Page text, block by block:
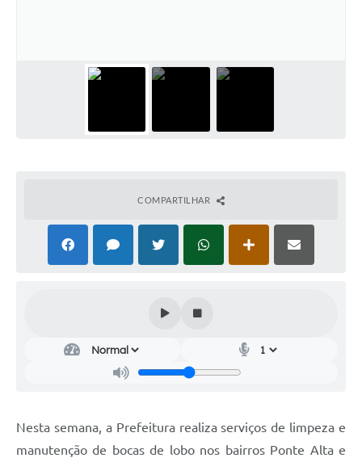
Carta de Serviços
Contas Públicas
Notícias
COMPARTILHAR
Nesta semana, a Prefeitura realiza serviços de limpeza e
manutenção de bocas de lobo nos bairros Ponte Alta e